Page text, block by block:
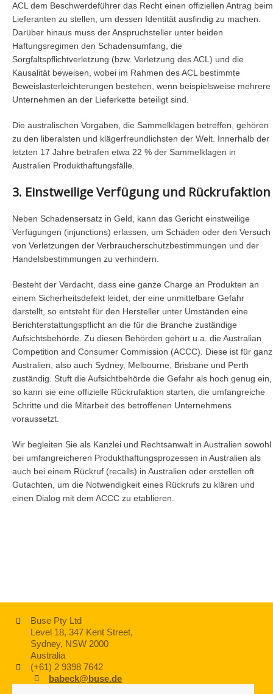
ACL dem Beschwerdeführer das Recht einen offiziellen Antrag beim
Lieferanten zu stellen, um dessen Identität ausfindig zu machen.
Darüber hinaus muss der Anspruchsteller unter beiden
Haftungsregimen den Schadensumfang, die
Sorgfaltspflichtverletzung (bzw. Verletzung des ACL) und die
Kausalität beweisen, wobei im Rahmen des ACL bestimmte
Beweislasterleichterungen bestehen, wenn beispielsweise mehrere
Unternehmen an der Lieferkette beteiligt sind.
Die australischen Vorgaben, die Sammelklagen betreffen, gehören
zu den liberalsten und klägerfreundlichsten der Welt. Innerhalb der
letzten 17 Jahre betrafen etwa 22 % der Sammelklagen in
Australien Produkthaftungsfälle.
3. Einstweilige Verfügung und Rückrufaktion
Neben Schadensersatz in Geld, kann das Gericht einstweilige
Verfügungen (injunctions) erlassen, um Schäden oder den Versuch
von Verletzungen der Verbraucherschutzbestimmungen und der
Handelsbestimmungen zu verhindern.
Besteht der Verdacht, dass eine ganze Charge an Produkten an
einem Sicherheitsdefekt leidet, der eine unmittelbare Gefahr
darstellt, so entsteht für den Hersteller unter Umständen eine
Berichterstattungspflicht an die für die Branche zuständige
Aufsichtsbehörde. Zu diesen Behörden gehört u.a. die Australian
Competition and Consumer Commission (ACCC). Diese ist für ganz
Australien, also auch Sydney, Melbourne, Brisbane und Perth
zuständig. Stuft die Aufsichtbehörde die Gefahr als hoch genug ein,
so kann sie eine offizielle Rückrufaktion starten, die umfangreiche
Schritte und die Mitarbeit des betroffenen Unternehmens
voraussetzt.
Wir begleiten Sie als Kanzlei und Rechtsanwalt in Australien sowohl
bei umfangreicheren Produkthaftungsprozessen in Australien als
auch bei einem Rückruf (recalls) in Australien oder erstellen oft
Gutachten, um die Notwendigkeit eines Rückrufs zu klären und
einen Dialog mit dem ACCC zu etablieren.
Buse Pty Ltd
Level 18, 347 Kent Street,
Sydney, NSW 2000
Australia
(+61) 2 9398 7642
babeck@buse.de